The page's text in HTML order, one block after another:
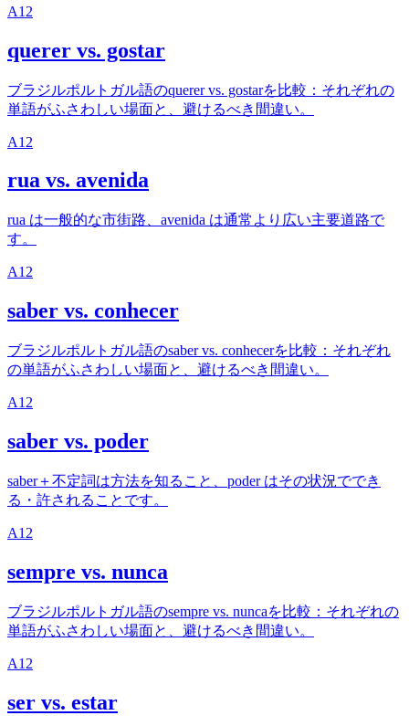
A1 2
querer vs. gostar
ブラジルポルトガル語のquerer vs. gostarを比較：それぞれの
単語がふさわしい場面と、避けるべき間違い。
A1 2
rua vs. avenida
rua は一般的な市街路、avenida は通常より広い主要道路で
す。
A1 2
saber vs. conhecer
ブラジルポルトガル語のsaber vs. conhecerを比較：それぞれ
の単語がふさわしい場面と、避けるべき間違い。
A1 2
saber vs. poder
saber＋不定詞は方法を知ること、poder はその状況ででき
る・許されることです。
A1 2
sempre vs. nunca
ブラジルポルトガル語のsempre vs. nuncaを比較：それぞれの
単語がふさわしい場面と、避けるべき間違い。
A1 2
ser vs. estar